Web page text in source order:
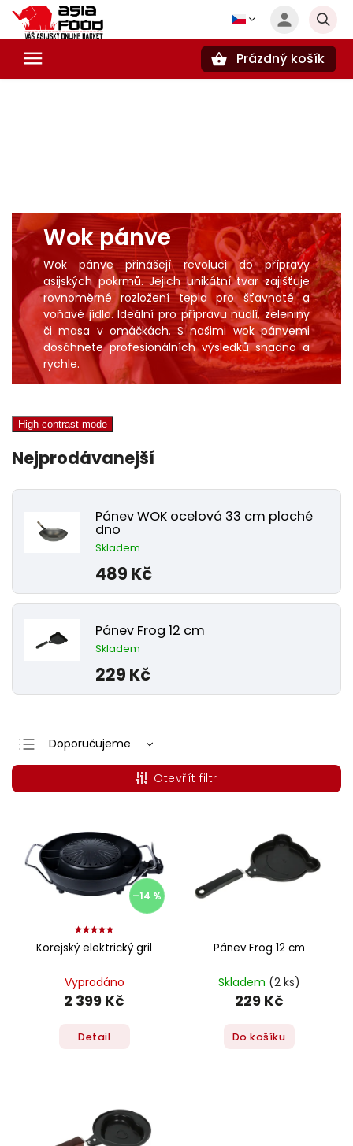
Prázdný košík
Wok pánve
Wok pánve přinášejí revoluci do přípravy
asijských pokrmů. Jejich unikátní tvar zajišťuje
rovnoměrné rozložení tepla pro šťavnaté a
voňavé jídlo. Ideální pro přípravu nudlí,zeleniny
či masa v omáčkách. S našimi wok pánvemi
dosáhnete profesionálních výsledků snadno a
rychle.
High-contrast mode
Nejprodávanejší
Pánev WOK ocelová 33 cm ploché
dno
Skladem
489 Kč
Pánev Frog 12 cm
Skladem
229 Kč
Doporučujeme
Nejlevnější
Nejdražší
Abecedně
Otevřít filtr
–14 %
Korejský elektrický gril
Vyprodáno
2 399 Kč
Detail
Pánev Frog 12 cm
Skladem (2 ks)
229 Kč
Do košíku